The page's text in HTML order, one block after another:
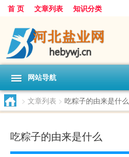
首 页 文章列表 知识分类
网站导航
> 文章列表 > 吃粽子的由来是什么
吃粽子的由来是什么